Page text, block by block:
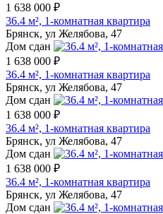
1 638 000 ₽
36.4 м², 1-комнатная квартира
Брянск, ул Желябова, 47
Дом сдан
1 638 000 ₽
36.4 м², 1-комнатная квартира
Брянск, ул Желябова, 47
Дом сдан
1 638 000 ₽
36.4 м², 1-комнатная квартира
Брянск, ул Желябова, 47
Дом сдан
1 638 000 ₽
36.4 м², 1-комнатная квартира
Брянск, ул Желябова, 47
Дом сдан